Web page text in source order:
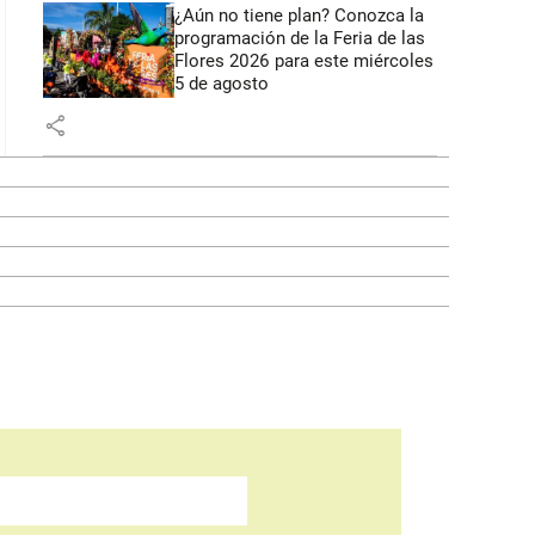
¿Aún no tiene plan? Conozca la
programación de la Feria de las
Flores 2026 para este miércoles
5 de agosto
share